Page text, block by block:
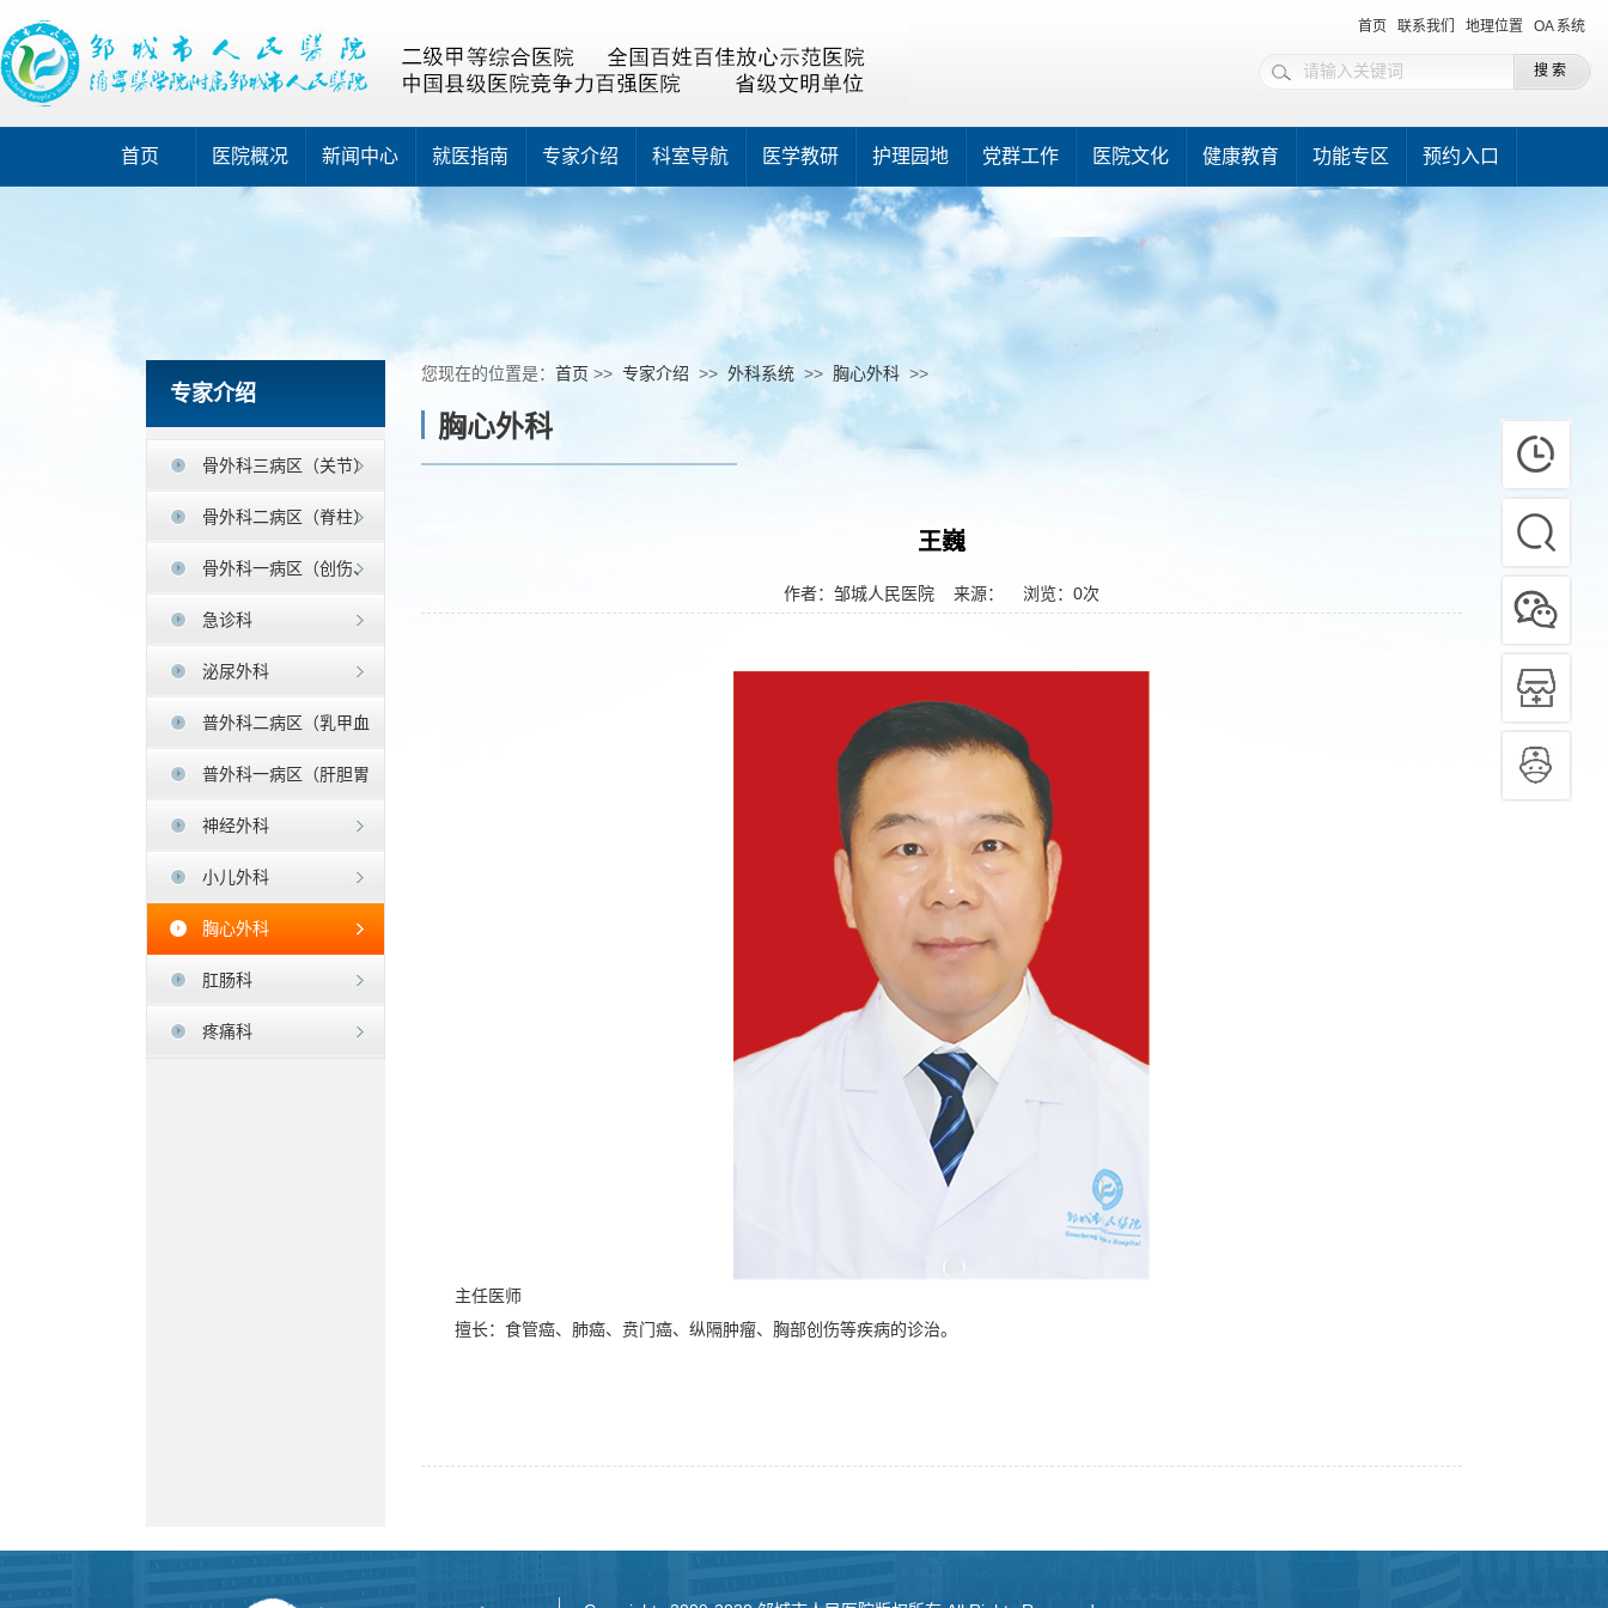
首页 联系我们 地理位置 OA 系统
首页 医院概况 新闻中心 就医指南 专家介绍 科室导航 医学教研 护理园地 党群工作 医院文化 健康教育 功能专区 预约入口
专家介绍
骨外科三病区（关节）
骨外科二病区（脊柱）
骨外科一病区（创伤、
足踝外科）
急诊科
泌尿外科
普外科二病区（乳甲血
管疝）
普外科一病区（肝胆胃
肠)
神经外科
小儿外科
胸心外科
肛肠科
疼痛科
您现在的位置是： 首页 >> 专家介绍 >> 外科系统 >> 胸心外科 >>
胸心外科
王巍
作者：邹城人民医院 来源： 浏览： 0次
主任医师
擅长：食管癌、肺癌、贲门癌、纵隔肿瘤、胸部创伤等疾病的诊治。